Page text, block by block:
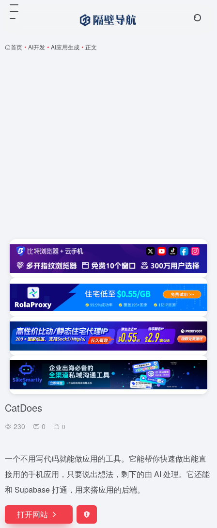
首页 • AI开发 • AI应用生成 • 正文
CatDoes
230 0 0
一个不用写代码就能做应用的工具。它能帮你快速做出能直
接用的手机应用，只要说出想法，剩下的由 AI 处理。它还能
和 Supabase 打通，用来搭应用的后端。
打开网站